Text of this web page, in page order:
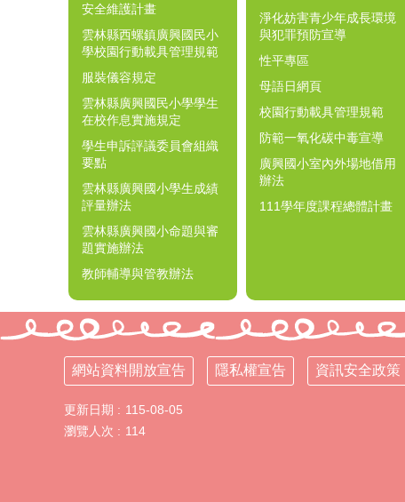
安全維護計畫
雲林縣西螺鎮廣興國民小
學校園行動載具管理規範
服裝儀容規定
雲林縣廣興國民小學學生
在校作息實施規定
學生申訴評議委員會組織
要點
雲林縣廣興國小學生成績
評量辦法
雲林縣廣興國小命題與審
題實施辦法
教師輔導與管教辦法
淨化妨害青少年成長環境
與犯罪預防宣導
性平專區
母語日網頁
校園行動載具管理規範
防範一氧化碳中毒宣導
廣興國小室內外場地借用
辦法
111學年度課程總體計畫
網站資料開放宣告 隱私權宣告 資訊安全政策
更新日期
115-08-05
瀏覽人次
114